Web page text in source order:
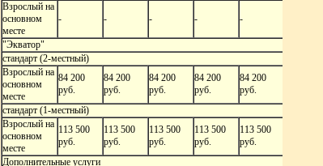
Взрослый на
основном
месте
- - - - -
"Экватор"
стандарт (2-местный)
Взрослый на
основном
месте
84 200
руб.
84 200
руб.
84 200
руб.
84 200
руб.
84 200
руб.
стандарт (1-местный)
Взрослый на
основном
месте
113 500
руб.
113 500
руб.
113 500
руб.
113 500
руб.
113 500
руб.
Дополнительные услуги